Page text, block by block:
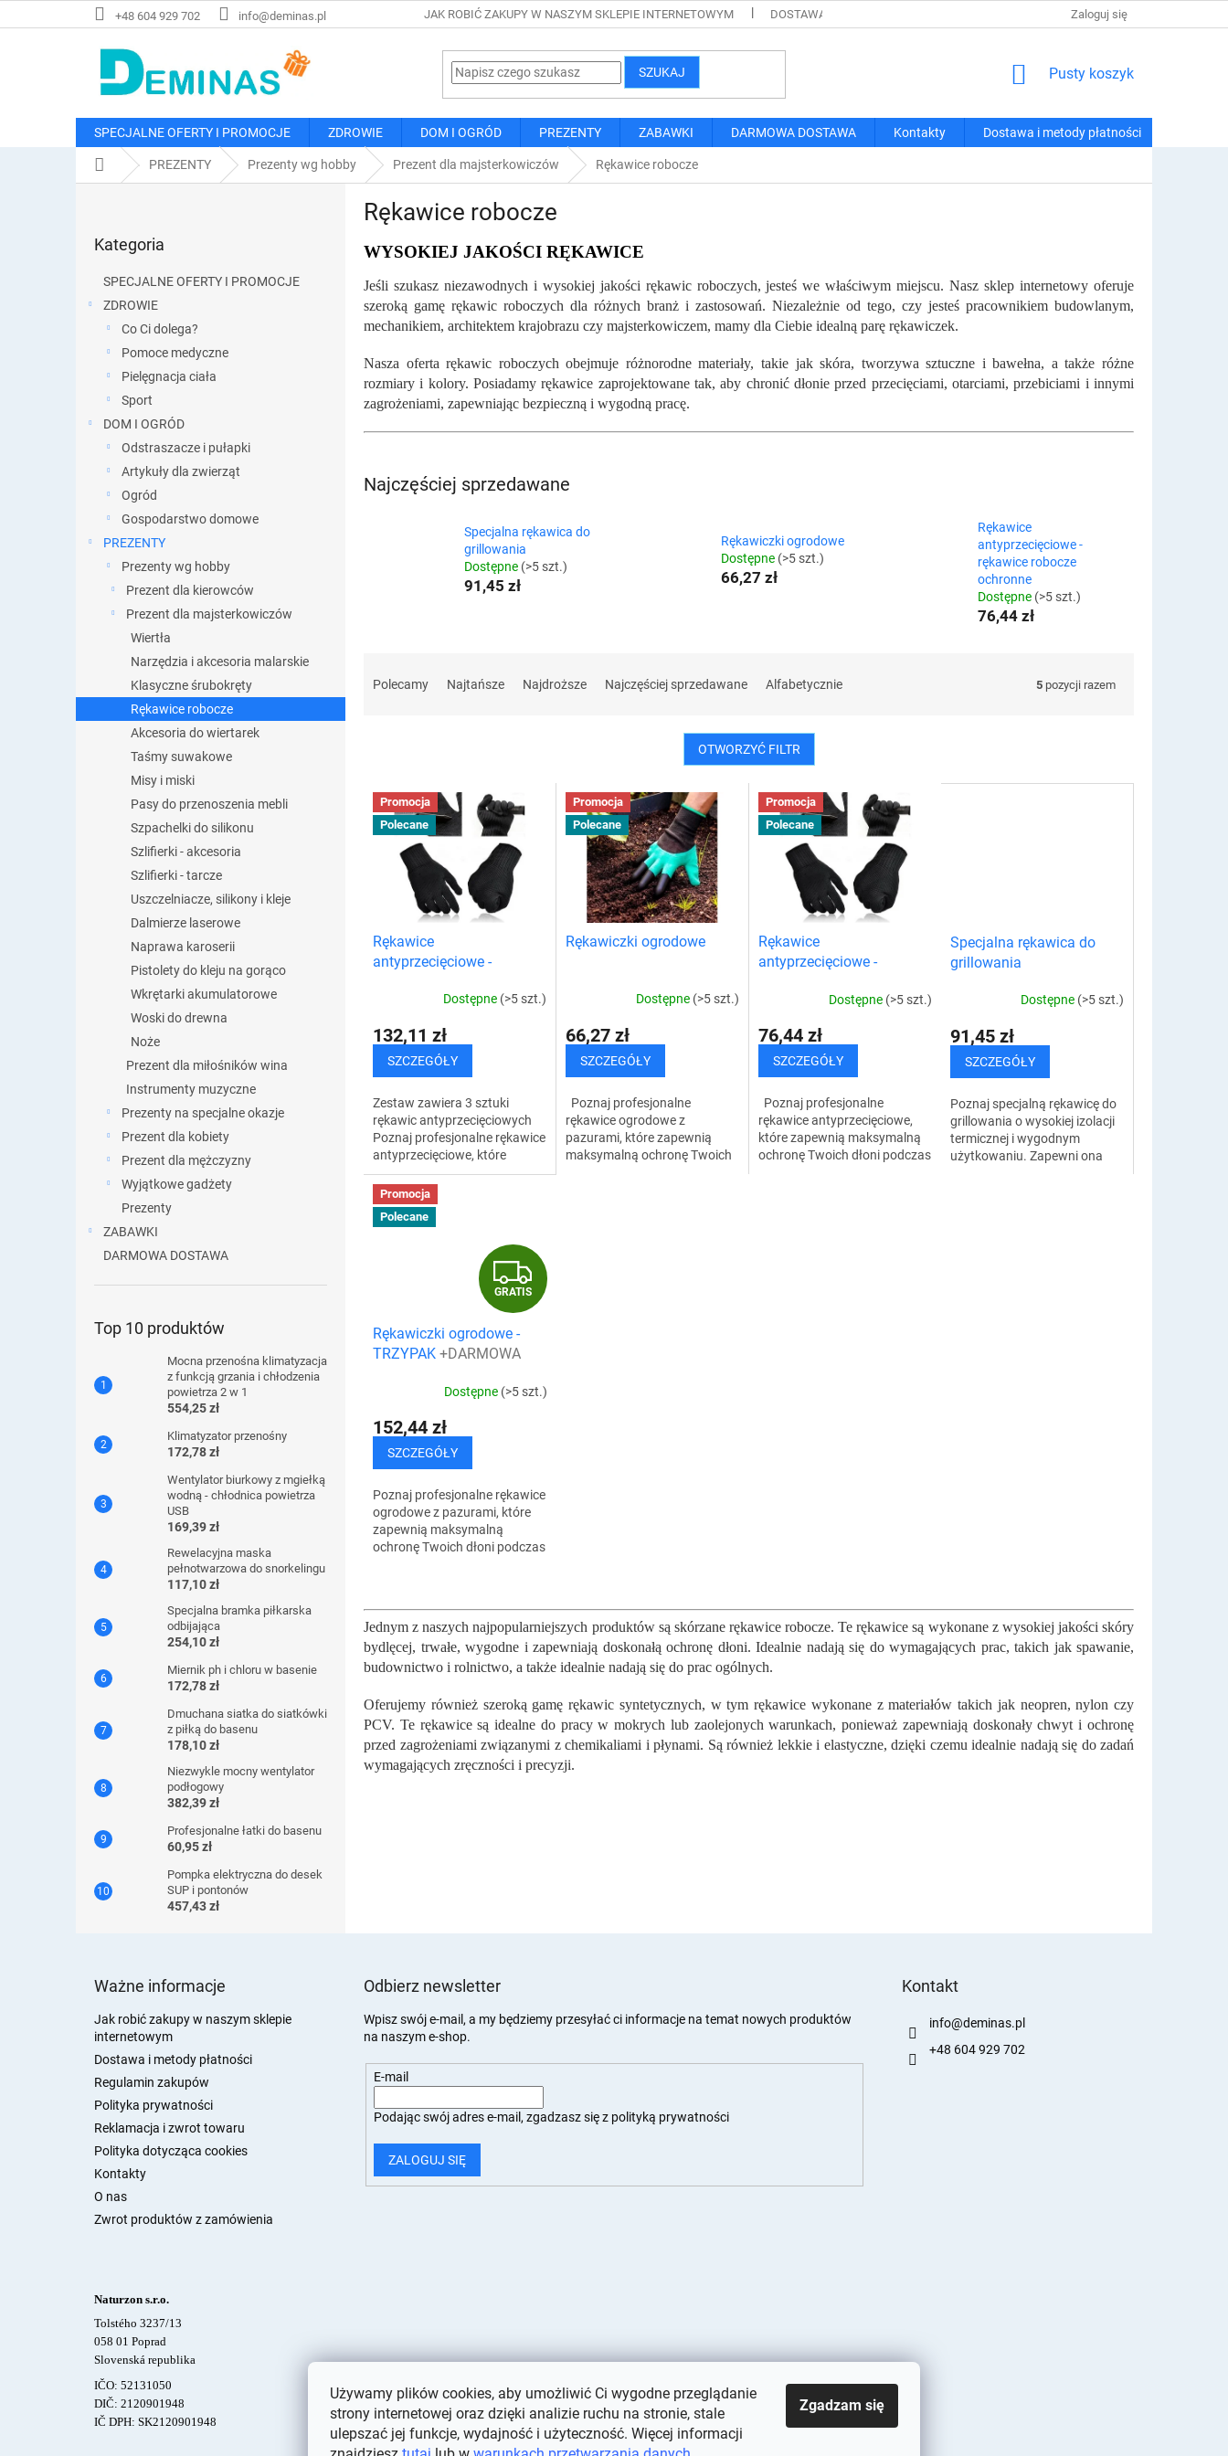
Używamy plików cookies, aby umożliwić Ci wygodne przeglądanie
strony internetowej oraz dzięki analizie ruchu na stronie, stale
ulepszać jej funkcje, wydajność i użyteczność. Więcej informacji
Zgadzam się
do
+48 604 929 702 info@deminas.pl JAK ROBIĆ ZAKUPY W NASZYM SKLEPIE INTERNETOWYM DOSTAWA I METODY PŁATNOŚCI REGULAMIN ZAKUPÓW
Zaloguj się
SZUKAJ KOSZYK
Pusty koszyk
SPECJALNE OFERTY I PROMOCJE ZDROWIE DOM I OGRÓD PREZENTY ZABAWKI DARMOWA DOSTAWA Kontakty Dostawa i metody płatności
Home PREZENTY Prezenty wg hobby Prezent dla majsterkowiczów Rękawice robocze
kategorie
Kategoria
SPECJALNE OFERTY I PROMOCJE
ZDROWIE
Co Ci dolega?
Pomoce medyczne
Pielęgnacja ciała
Sport
DOM I OGRÓD
Odstraszacze i pułapki
Artykuły dla zwierząt
Ogród
Gospodarstwo domowe
PREZENTY
Prezenty wg hobby
Prezent dla kierowców
Prezent dla majsterkowiczów
Wiertła
Narzędzia i akcesoria malarskie
Klasyczne śrubokręty
Rękawice robocze
Akcesoria do wiertarek
Taśmy suwakowe
Misy i miski
Pasy do przenoszenia mebli
Szpachelki do silikonu
Szlifierki - akcesoria
Szlifierki - tarcze
Uszczelniacze, silikony i kleje
Dalmierze laserowe
Naprawa karoserii
Pistolety do kleju na gorąco
Wkrętarki akumulatorowe
Woski do drewna
Noże
Prezent dla miłośników wina
Instrumenty muzyczne
Prezenty na specjalne okazje
Prezent dla kobiety
Prezent dla mężczyzny
Wyjątkowe gadżety
Prezenty
ZABAWKI
DARMOWA DOSTAWA
Top 10 produktów
Mocna przenośna klimatyzacja
z funkcją grzania i chłodzenia
powietrza 2 w 1
554,25 zł
Klimatyzator przenośny
172,78 zł
Wentylator biurkowy z mgiełką
wodną - chłodnica powietrza
USB
169,39 zł
Rewelacyjna maska ​​
pełnotwarzowa do snorkelingu
117,10 zł
Specjalna bramka piłkarska
odbijająca
254,10 zł
Miernik ph i chloru w basenie
172,78 zł
Dmuchana siatka do siatkówki
z piłką do basenu
178,10 zł
Niezwykle mocny wentylator
podłogowy
382,39 zł
Profesjonalne łatki do basenu
60,95 zł
Pompka elektryczna do desek
SUP i pontonów
457,43 zł
Rękawice robocze
WYSOKIEJ JAKOŚCI RĘKAWICE
Jeśli szukasz niezawodnych i wysokiej jakości rękawic roboczych, jesteś we właściwym miejscu. Nasz sklep internetowy oferuje
szeroką gamę rękawic roboczych dla różnych branż i zastosowań. Niezależnie od tego, czy jesteś pracownikiem budowlanym,
mechanikiem, architektem krajobrazu czy majsterkowiczem, mamy dla Ciebie idealną parę rękawiczek.
Nasza oferta rękawic roboczych obejmuje różnorodne materiały, takie jak skóra, tworzywa sztuczne i bawełna, a także różne
rozmiary i kolory. Posiadamy rękawice zaprojektowane tak, aby chronić dłonie przed przecięciami, otarciami, przebiciami i innymi
zagrożeniami, zapewniając bezpieczną i wygodną pracę.
Najczęściej sprzedawane
Specjalna rękawica do
grillowania
Dostępne (>5 szt.)
91,45 zł
Rękawiczki ogrodowe
Dostępne (>5 szt.)
66,27 zł
Rękawice
antyprzecięciowe -
rękawice robocze
ochronne
Dostępne (>5 szt.)
76,44 zł
w
Polecamy Najtańsze Najdroższe Najczęściej sprzedawane Alfabetycznie 5 pozycji razem
OTWORZYĆ FILTR
Promocja
Polecane
Rękawice
antyprzecięciowe -
ochronne - TRZYPAK
Dostępne (>5 szt.)
132,11 zł
SZCZEGÓŁY
Zestaw zawiera 3 sztuki
rękawic antyprzecięciowych
Poznaj profesjonalne rękawice
antyprzecięciowe, które
zapewnią maksymalną
ochronę Twoich dłoni podczas
pracy. Dzięki...
Promocja
Polecane
Rękawiczki ogrodowe
Dostępne (>5 szt.)
66,27 zł
SZCZEGÓŁY
Poznaj profesjonalne
rękawice ogrodowe z
pazurami, które zapewnią
maksymalną ochronę Twoich
Promocja
Polecane
Rękawice
antyprzecięciowe -
Dostępne (>5 szt.)
76,44 zł
SZCZEGÓŁY
Poznaj profesjonalne
rękawice antyprzecięciowe,
które zapewnią maksymalną
ochronę Twoich dłoni podczas
Specjalna rękawica do
grillowania
Dostępne (>5 szt.)
91,45 zł
SZCZEGÓŁY
Poznaj specjalną rękawicę do
grillowania o wysokiej izolacji
termicznej i wygodnym
użytkowaniu. Zapewni ona
Promocja
Polecane
G
R
T
GRATIS
Rękawiczki ogrodowe -
TRZYPAK +DARMOWA
Dostępne (>5 szt.)
152,44 zł
SZCZEGÓŁY
Poznaj profesjonalne rękawice
ogrodowe z pazurami, które
zapewnią maksymalną
ochronę Twoich dłoni podczas
o
n
o
k
i
l
Jednym z naszych najpopularniejszych produktów są skórzane rękawice robocze. Te rękawice są wykonane z wysokiej jakości skóry
bydlęcej, trwałe, wygodne i zapewniają doskonałą ochronę dłoni. Idealnie nadają się do wymagających prac, takich jak spawanie,
budownictwo i rolnictwo, a także idealnie nadają się do prac ogólnych.
Oferujemy również szeroką gamę rękawic syntetycznych, w tym rękawice wykonane z materiałów takich jak neopren, nylon czy
PCV. Te rękawice są idealne do pracy w mokrych lub zaolejonych warunkach, ponieważ zapewniają doskonały chwyt i ochronę
przed zagrożeniami związanymi z chemikaliami i płynami. Są również lekkie i elastyczne, dzięki czemu idealnie nadają się do zadań
wymagających zręczności i precyzji.
Ważne informacje
Jak robić zakupy w naszym sklepie
internetowym
Dostawa i metody płatności
Regulamin zakupów
Polityka prywatności
Reklamacja i zwrot towaru
Polityka dotycząca cookies
Kontakty
O nas
Zwrot produktów z zamówienia
Odbierz newsletter
Wpisz swój e-mail, a my będziemy przesyłać ci informacje na temat nowych produktów
na naszym e-shop.
E-mail
Podając swój adres e-mail, zgadzasz się z polityką prywatności
ZALOGUJ SIĘ
Kontakt
info@deminas.pl
+48 604 929 702
Naturzon s.r.o.
Tolstého 3237/13
058 01 Poprad
Slovenská republika
IČO: 52131050
DIČ: 2120901948
IČ DPH: SK2120901948